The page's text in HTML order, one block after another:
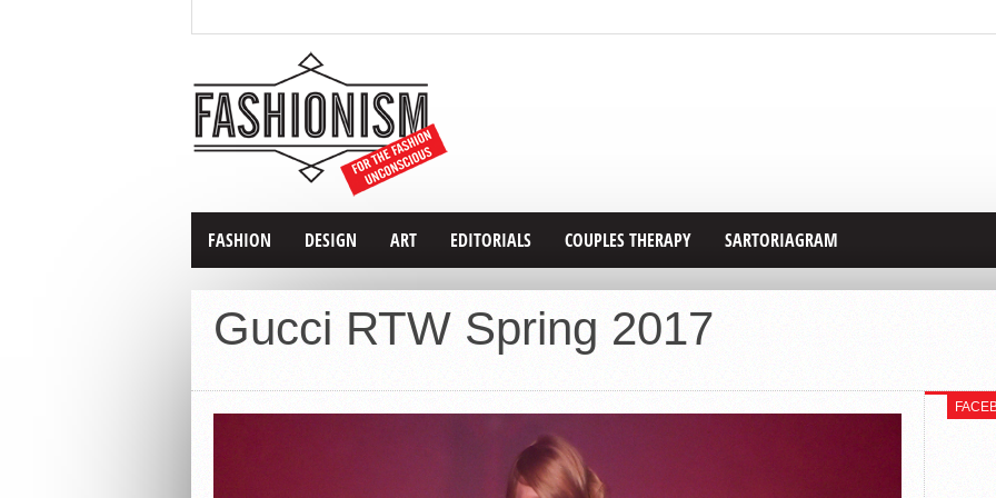
FASHION DESIGN ART EDITORIALS COUPLES THERAPY SARTORIAGRAM
Gucci RTW Spring 2017